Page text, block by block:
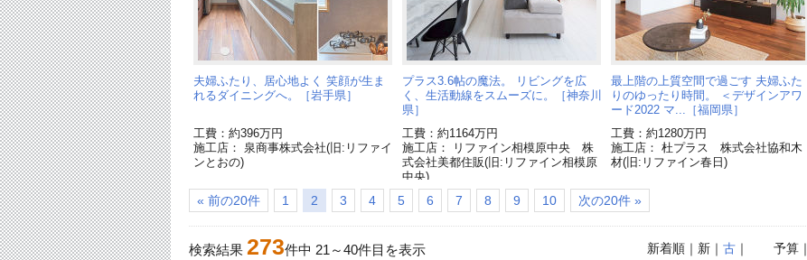
夫婦ふたり、居心地よく 笑顔が生ま
れるダイニングへ。［岩手県］
工費：約396万円
施工店： 泉商事株式会社(旧:リファイ
ンとおの)
プラス3.6帖の魔法。 リビングを広
く、生活動線をスムーズに。［神奈川
県］
工費：約1164万円
施工店： リファイン相模原中央 株
式会社美都住販(旧:リファイン相模原
中央)
最上階の上質空間で過ごす 夫婦ふた
りのゆったり時間。 ＜デザインアワ
ード2022 マ...［福岡県］
工費：約1280万円
施工店： 杜プラス 株式会社協和木
材(旧:リファイン春日)
« 前の20件 1 2 3 4 5 6 7 8 9 10 次の20件 »
検索結果 273件中 21 ～40件目を表示 予算｜
新着順｜新｜ 古｜